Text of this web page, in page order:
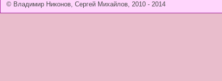
© Владимир Никонов, Сергей Михайлов, 2010 - 2014